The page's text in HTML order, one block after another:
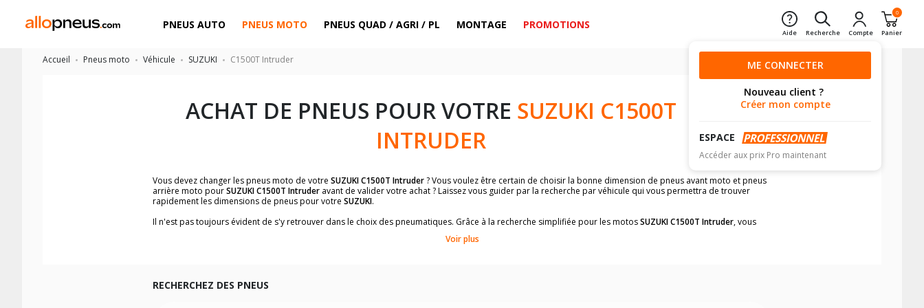
PNEUS AUTO PNEUS MOTO PNEUS QUAD / AGRI / PL MONTAGE PROMOTIONS
Aide Recherche Compte
0
Panier
ME CONNECTER
Nouveau client ?
Créer mon compte
ESPACE
Accéder aux prix Pro maintenant
Accueil Pneus moto Véhicule SUZUKI C1500T Intruder
ACHAT DE PNEUS POUR VOTRE SUZUKI C1500T
INTRUDER
Vous devez changer les pneus moto de votre SUZUKI C1500T Intruder? Vous voulez être certain de choisir la bonne dimension de pneus avant moto et pneus
arrière moto pourSUZUKI C1500T Intruder avant de valider votre achat ? Laissez vous guider par la recherche par véhicule qui vous permettra de trouver
rapidement les dimensions de pneus pour votre SUZUKI.
Il n'est pas toujours évident de s'y retrouver dans le choix des pneumatiques. Grâce à la recherche simplifiée pour les motosSUZUKI C1500T Intruder, vous
Vous ne savez pas comment trouver les dimensions de vos pneus ? Ces informations sont indiquées sur le flanc des pneumatiques, dans le carnet de bord de
facilement.
Voir plus
RECHERCHEZ DES PNEUS